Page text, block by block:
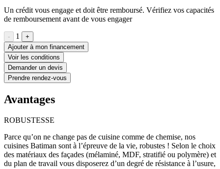
Un crédit vous engage et doit être remboursé. Vérifiez vos capacités
de remboursement avant de vous engager
- 1
+
Ajouter à mon financement
Voir les conditions
Demander un devis
Prendre rendez-vous
Avantages
ROBUSTESSE
Parce qu’on ne change pas de cuisine comme de chemise, nos
cuisines Batiman sont à l’épreuve de la vie, robustes ! Selon le choix
des matériaux des façades (mélaminé, MDF, stratifié ou polymère) et
du plan de travail vous disposerez d’un degré de résistance à l’usure,